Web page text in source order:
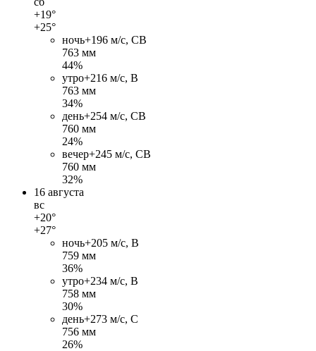
+19°
+25°
ночь+196 м/c, СВ
763 мм
44%
утро+216 м/c, В
763 мм
34%
день+254 м/c, СВ
760 мм
24%
вечер+245 м/c, СВ
760 мм
32%
16 августа
вс
+20°
+27°
ночь+205 м/c, В
759 мм
36%
утро+234 м/c, В
758 мм
30%
день+273 м/c, С
756 мм
26%